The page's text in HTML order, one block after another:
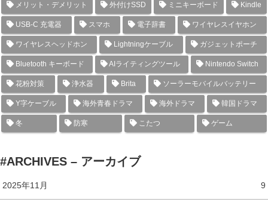
メリット・デメリット 外付けSSD ミニキーボード Kindle
USB-C 充電器 スマホ 電子辞書 ワイヤレスイヤホン
ワイヤレスヘッドホン Lightningケーブル ガジェットポーチ
Bluetooth キーボード AIライティングツール Nintendo Switch
花粉対策 浄水器 Brita ソーラーモバイルバッテリー
Y字ケーブル 海外青春ドラマ 海外ドラマ 韓国ドラマ
冬 防寒 こたつ ゲーム
#ARCHIVES – アーカイブ
2025年11月 9